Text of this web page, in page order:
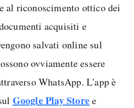
al riconoscimento ottico dei
acquisiti e
salvati online sul
ovviamente essere
WhatsApp. L'app è
Google Play Storee